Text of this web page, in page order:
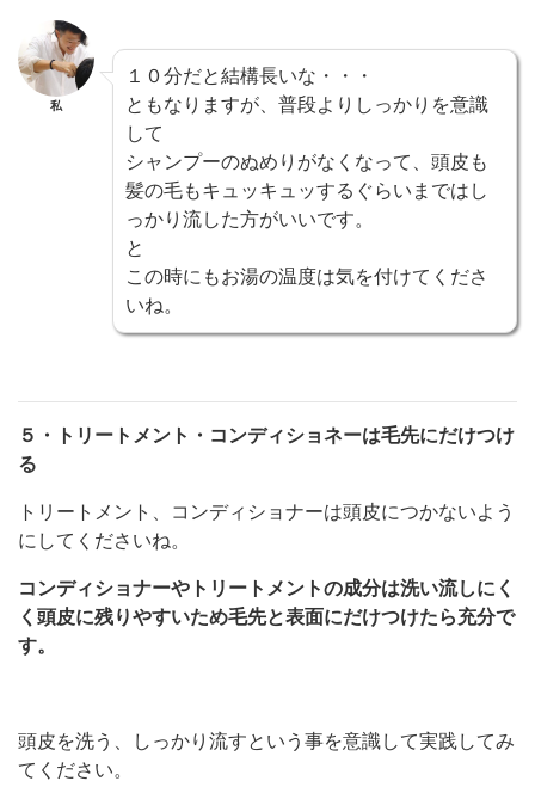
私
１０分だと結構長いな・・・
ともなりますが、普段よりしっかりを意識
して
シャンプーのぬめりがなくなって、頭皮も
髪の毛もキュッキュッするぐらいまではし
っかり流した方がいいです。
と
この時にもお湯の温度は気を付けてくださ
いね。
５・トリートメント・コンディショネーは毛先にだけつけ
る
トリートメント、コンディショナーは頭皮につかないよう
にしてくださいね。
コンディショナーやトリートメントの成分は洗い流しにく
く 頭皮に残りやすいため毛先と表面にだけつけたら充分で
す。
頭皮を洗う、しっかり流すという事を意識して実践してみ
てください。